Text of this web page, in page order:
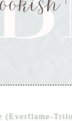
(Everflame-